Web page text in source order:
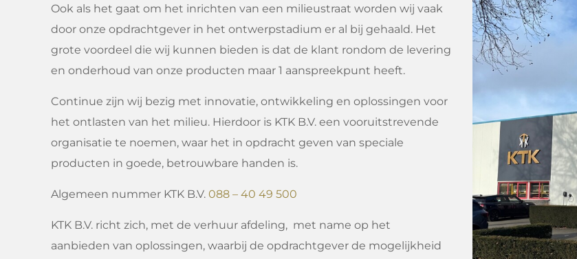
Ook als het gaat om het inrichten van een milieustraat worden wij vaak
door onze opdrachtgever in het ontwerpstadium er al bij gehaald. Het
grote voordeel die wij kunnen bieden is dat de klant rondom de levering
en onderhoud van onze producten maar 1 aanspreekpunt heeft.
Continue zijn wij bezig met innovatie, ontwikkeling en oplossingen voor
het ontlasten van het milieu. Hierdoor is KTK B.V. een vooruitstrevende
organisatie te noemen, waar het in opdracht geven van speciale
producten in goede, betrouwbare handen is.
Algemeen nummer KTK B.V.088 – 40 49 500
KTK B.V. richt zich, met de verhuur afdeling, met name op het
aanbieden van oplossingen, waarbij de opdrachtgever de mogelijkheid